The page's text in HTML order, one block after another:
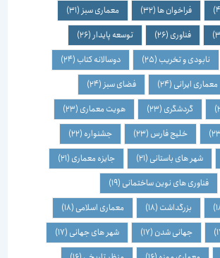
فراخوان ها(32) معماری سبز(31)
فناوری(26) توسعه پایدار(26)
نابودی و تخریب(25) دوسالانه کتاب(24)
ایرانی(24) فضای سبز(24)
گردشگری(23) هویت معماری(23)
خلیج فارس(23) جشنواره(22)
شهر های باستانی(21) جایزه معماری(21)
فناوری های نوین ساختمانی(19)
بزرگداشت(18) معماری اسلامی(18)
جهانی شدن(17) شهر های جهانی(17)